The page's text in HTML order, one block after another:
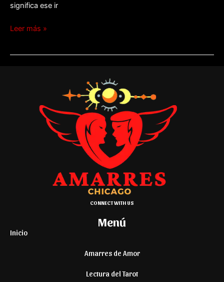
significa ese ir
Leer más »
CONNECT WITH US
Menú
Inicio
Amarres de Amor
Lectura del Tarot